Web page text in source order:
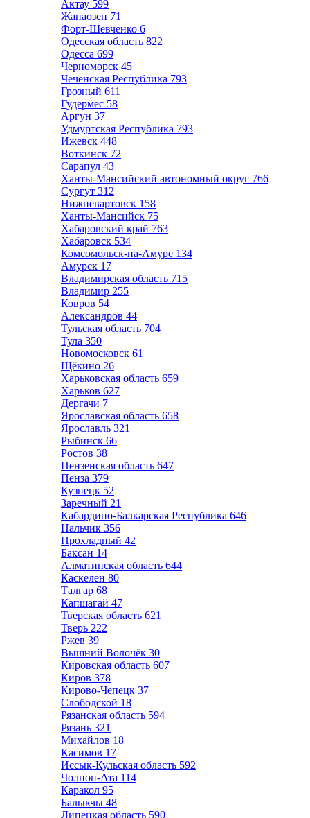
Актау 599
Жанаозен 71
Форт-Шевченко 6
Одесская область 822
Одесса 699
Черноморск 45
Чеченская Республика 793
Грозный 611
Гудермес 58
Аргун 37
Удмуртская Республика 793
Ижевск 448
Воткинск 72
Сарапул 43
Ханты-Мансийский автономный округ 766
Сургут 312
Нижневартовск 158
Ханты-Мансийск 75
Хабаровский край 763
Хабаровск 534
Комсомольск-на-Амуре 134
Амурск 17
Владимирская область 715
Владимир 255
Ковров 54
Александров 44
Тульская область 704
Тула 350
Новомосковск 61
Щёкино 26
Харьковская область 659
Харьков 627
Дергачи 7
Ярославская область 658
Ярославль 321
Рыбинск 66
Ростов 38
Пензенская область 647
Пенза 379
Кузнецк 52
Заречный 21
Кабардино-Балкарская Республика 646
Нальчик 356
Прохладный 42
Баксан 14
Алматинская область 644
Каскелен 80
Талгар 68
Капшагай 47
Тверская область 621
Тверь 222
Ржев 39
Вышний Волочёк 30
Кировская область 607
Киров 378
Кирово-Чепецк 37
Слободской 18
Рязанская область 594
Рязань 321
Михайлов 18
Касимов 17
Иссык-Кульская область 592
Чолпон-Ата 114
Каракол 95
Балыкчы 48
Липецкая область 590